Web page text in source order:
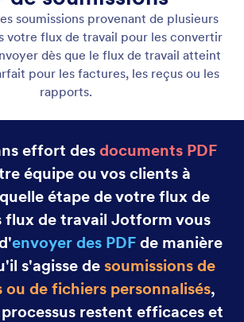
email
emails automatisés à n'importe
votre flux de travail. Des
mises à jour de tâches, assurez-
message atteigne les bonnes
au bon moment.